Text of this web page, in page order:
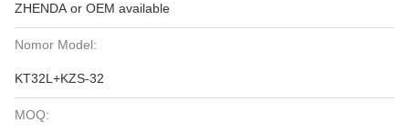
ZHENDA or OEM available
Nomor Model:
KT32L+KZS-32
MOQ: